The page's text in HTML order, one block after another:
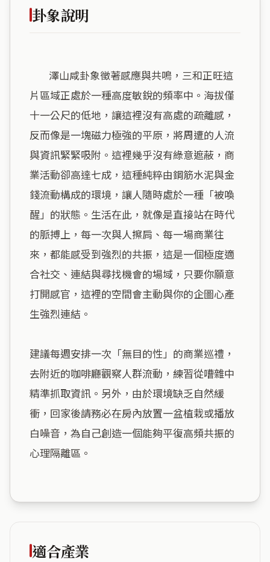
卦象說明
片區域正處於一種高度敏銳的頻率中。海拔僅
十一公尺的低地，讓這裡沒有高處的疏離感，
反而像是一塊磁力極強的平原，將周遭的人流
與資訊緊緊吸附。這裡幾乎沒有綠意遮蔽，商
業活動卻高達七成，這種純粹由鋼筋水泥與金
錢流動構成的環境，讓人隨時處於一種「被喚
醒」的狀態。生活在此，就像是直接站在時代
的脈搏上，每一次與人擦肩、每一場商業往
來，都能感受到強烈的共振，這是一個極度適
合社交、連結與尋找機會的場域，只要你願意
打開感官，這裡的空間會主動與你的企圖心產
生強烈連結。
建議每週安排一次「無目的性」的商業巡禮，
去附近的咖啡廳觀察人群流動，練習從嘈雜中
精準抓取資訊。另外，由於環境缺乏自然緩
衝，回家後請務必在房內放置一盆植栽或播放
白噪音，為自己創造一個能夠平復高頻共振的
心理隔離區。
適合產業